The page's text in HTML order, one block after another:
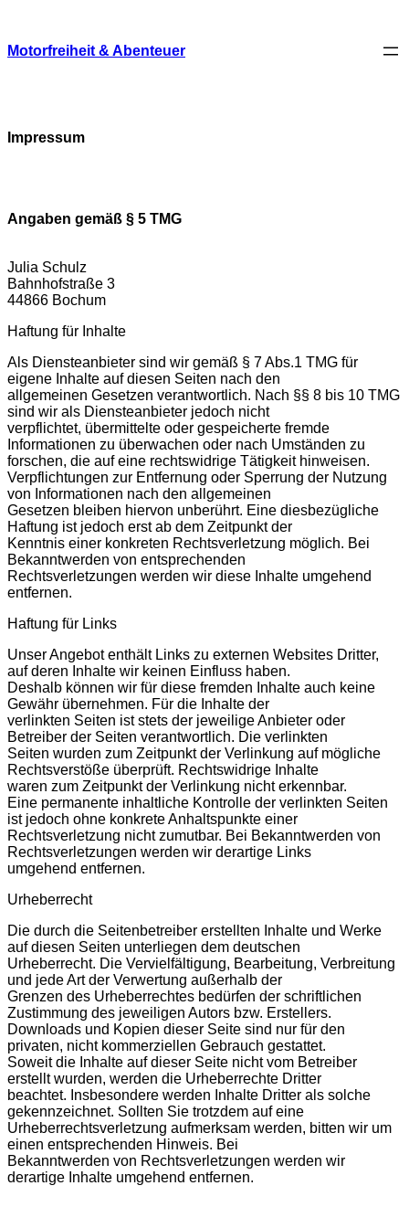
content
Motorfreiheit & Abenteuer
Impressum
Angaben gemäß § 5 TMG
Julia Schulz
Bahnhofstraße 3
44866 Bochum
Haftung für Inhalte
Als Diensteanbieter sind wir gemäß § 7 Abs.1 TMG für
eigene Inhalte auf diesen Seiten nach den
allgemeinen Gesetzen verantwortlich. Nach §§ 8 bis 10 TMG
sind wir als Diensteanbieter jedoch nicht
verpflichtet, übermittelte oder gespeicherte fremde
Informationen zu überwachen oder nach Umständen zu
forschen, die auf eine rechtswidrige Tätigkeit hinweisen.
Verpflichtungen zur Entfernung oder Sperrung der Nutzung
von Informationen nach den allgemeinen
Gesetzen bleiben hiervon unberührt. Eine diesbezügliche
Haftung ist jedoch erst ab dem Zeitpunkt der
Kenntnis einer konkreten Rechtsverletzung möglich. Bei
Bekanntwerden von entsprechenden
Rechtsverletzungen werden wir diese Inhalte umgehend
entfernen.
Haftung für Links
Unser Angebot enthält Links zu externen Websites Dritter,
auf deren Inhalte wir keinen Einfluss haben.
Deshalb können wir für diese fremden Inhalte auch keine
Gewähr übernehmen. Für die Inhalte der
verlinkten Seiten ist stets der jeweilige Anbieter oder
Betreiber der Seiten verantwortlich. Die verlinkten
Seiten wurden zum Zeitpunkt der Verlinkung auf mögliche
Rechtsverstöße überprüft. Rechtswidrige Inhalte
waren zum Zeitpunkt der Verlinkung nicht erkennbar.
Eine permanente inhaltliche Kontrolle der verlinkten Seiten
ist jedoch ohne konkrete Anhaltspunkte einer
Rechtsverletzung nicht zumutbar. Bei Bekanntwerden von
Rechtsverletzungen werden wir derartige Links
umgehend entfernen.
Urheberrecht
Die durch die Seitenbetreiber erstellten Inhalte und Werke
auf diesen Seiten unterliegen dem deutschen
Urheberrecht. Die Vervielfältigung, Bearbeitung, Verbreitung
und jede Art der Verwertung außerhalb der
Grenzen des Urheberrechtes bedürfen der schriftlichen
Zustimmung des jeweiligen Autors bzw. Erstellers.
Downloads und Kopien dieser Seite sind nur für den
privaten, nicht kommerziellen Gebrauch gestattet.
Soweit die Inhalte auf dieser Seite nicht vom Betreiber
erstellt wurden, werden die Urheberrechte Dritter
beachtet. Insbesondere werden Inhalte Dritter als solche
gekennzeichnet. Sollten Sie trotzdem auf eine
Urheberrechtsverletzung aufmerksam werden, bitten wir um
einen entsprechenden Hinweis. Bei
Bekanntwerden von Rechtsverletzungen werden wir
derartige Inhalte umgehend entfernen.